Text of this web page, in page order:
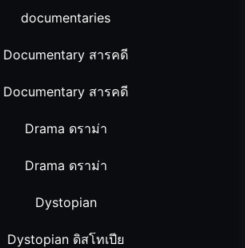
documentaries
Documentary สารคดี
Documentary สารคดี
Drama ดราม่า
Drama ดราม่า
Dystopian
Dystopian ดิสโทเปีย